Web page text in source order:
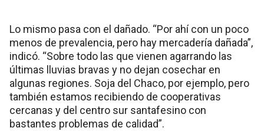
Lo mismo pasa con el dañado. “Por ahí con un poco
menos de prevalencia, pero hay mercadería dañada”,
indicó. “Sobre todo las que vienen agarrando las
últimas lluvias bravas y no dejan cosechar en
algunas regiones. Soja del Chaco, por ejemplo, pero
también estamos recibiendo de cooperativas
cercanas y del centro sur santafesino con
bastantes problemas de calidad”.